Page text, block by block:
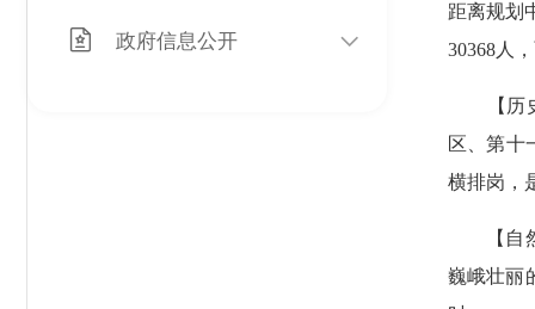
政府信息公开
距离规划
30368人
【历史
区、第十
横排岗，
【自然
巍峨壮丽